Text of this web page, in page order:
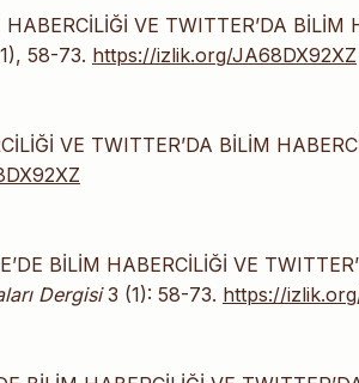
VE TWITTER’DA
58-73. https://izlik.org/JA68DX92XZ
VE TWITTER’DA BİLİM
BİLİM HABERCİLİĞİ VE
Dergisi3 (1): 58-73. https://